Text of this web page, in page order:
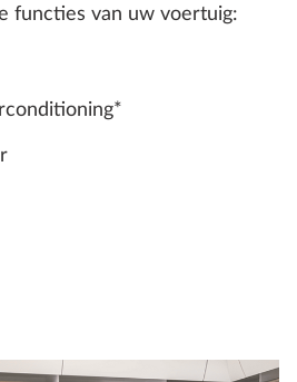
functies van uw voertuig: